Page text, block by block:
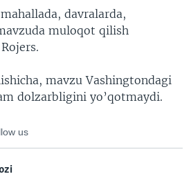
davralarda,
muloqot qilish
mavzu Vashingtondagi
dolzarbligini yo’qotmaydi.
us